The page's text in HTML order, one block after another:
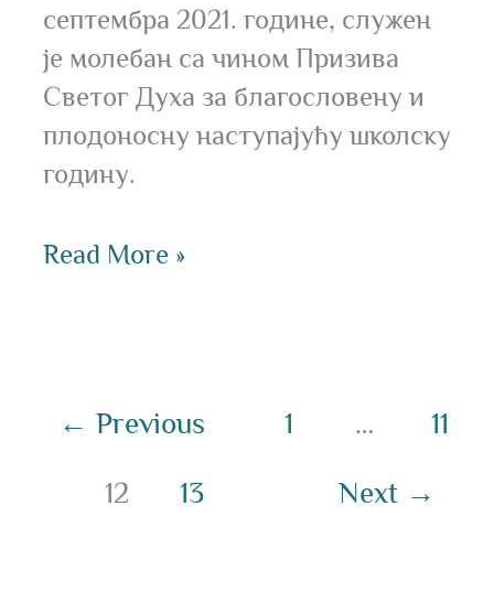
септембра 2021. године, служен
је молебан са чином Призива
Светог Духа за благословену и
плодоносну наступајућу школску
годину.
Read More »
← Previous 1 … 11
12 13 Next →